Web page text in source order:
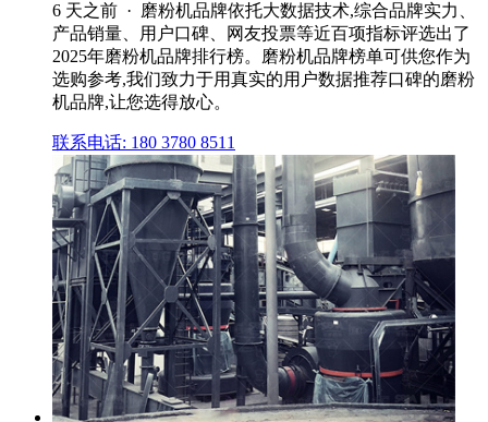
6 天之前 · 磨粉机品牌依托大数据技术,综合品牌实力、
产品销量、用户口碑、网友投票等近百项指标评选出了
2025年磨粉机品牌排行榜。磨粉机品牌榜单可供您作为
选购参考,我们致力于用真实的用户数据推荐口碑的磨粉
机品牌,让您选得放心。
联系电话: 180 3780 8511